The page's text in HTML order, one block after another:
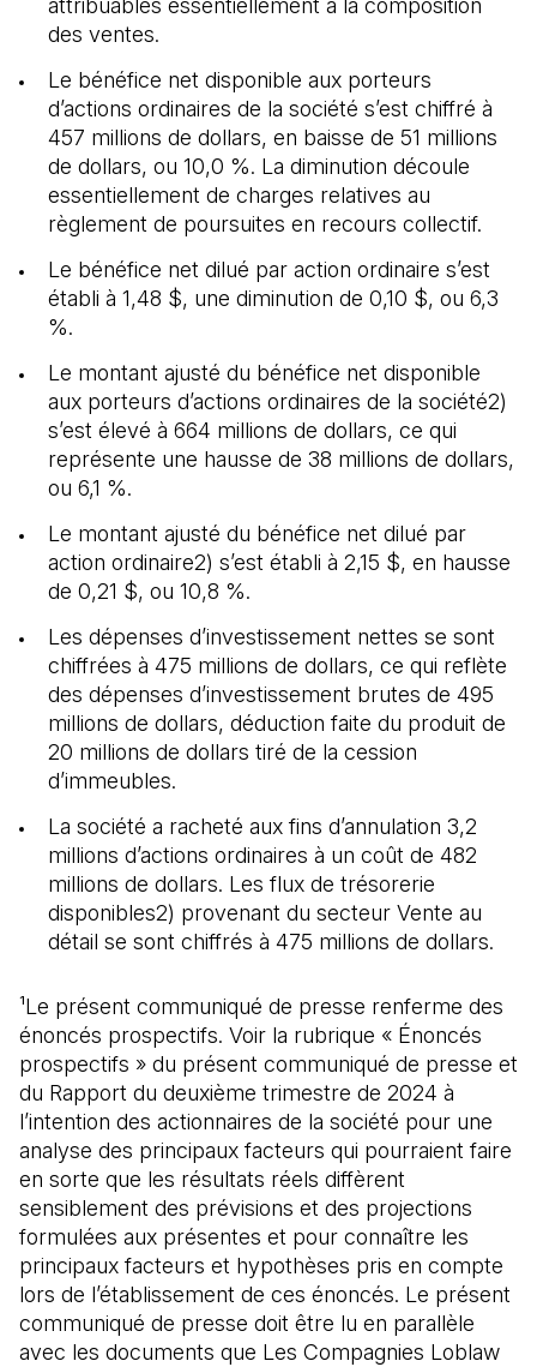
attribuables essentiellement à la composition
des ventes.
Le bénéfice net disponible aux porteurs
d’actions ordinaires de la société s’est chiffré à
457 millions de dollars, en baisse de 51 millions
de dollars, ou 10,0 %. La diminution découle
essentiellement de charges relatives au
règlement de poursuites en recours collectif.
Le bénéfice net dilué par action ordinaire s’est
établi à 1,48 $, une diminution de 0,10 $, ou 6,3
%.
Le montant ajusté du bénéfice net disponible
aux porteurs d’actions ordinaires de la société2)
s’est élevé à 664 millions de dollars, ce qui
représente une hausse de 38 millions de dollars,
ou 6,1 %.
Le montant ajusté du bénéfice net dilué par
action ordinaire2) s’est établi à 2,15 $, en hausse
de 0,21 $, ou 10,8 %.
Les dépenses d’investissement nettes se sont
chiffrées à 475 millions de dollars, ce qui reflète
des dépenses d’investissement brutes de 495
millions de dollars, déduction faite du produit de
20 millions de dollars tiré de la cession
d’immeubles.
La société a racheté aux fins d’annulation 3,2
millions d’actions ordinaires à un coût de 482
millions de dollars. Les flux de trésorerie
disponibles2) provenant du secteur Vente au
détail se sont chiffrés à 475 millions de dollars.
¹Le présent communiqué de presse renferme des
énoncés prospectifs. Voir la rubrique « Énoncés
prospectifs » du présent communiqué de presse et
du Rapport du deuxième trimestre de 2024 à
l’intention des actionnaires de la société pour une
analyse des principaux facteurs qui pourraient faire
en sorte que les résultats réels diffèrent
sensiblement des prévisions et des projections
formulées aux présentes et pour connaître les
principaux facteurs et hypothèses pris en compte
lors de l’établissement de ces énoncés. Le présent
communiqué de presse doit être lu en parallèle
avec les documents que Les Compagnies Loblaw